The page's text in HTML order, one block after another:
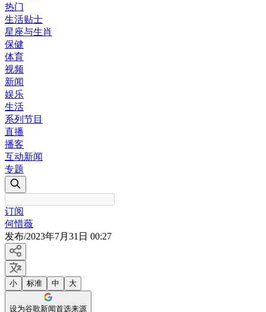
热门
生活贴士
星座与生肖
保健
体育
视频
新闻
娱乐
生活
系列节目
直播
播客
互动新闻
专题
订阅
何惜薇
发布/2023年7月31日 00:27
小 标准 中 大
设为谷歌新闻首选来源